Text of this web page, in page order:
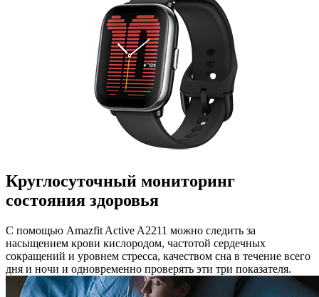
Круглосуточный мониторинг
состояния здоровья
С помощью Amazfit Active A2211 можно следить за
насыщением крови кислородом, частотой сердечных
сокращений и уровнем стресса, качеством сна в течение всего
дня и ночи и одновременно проверять эти три показателя.